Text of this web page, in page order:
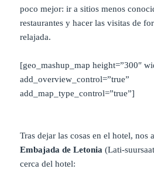
poco mejor: ir a sitios menos
restaurantes y hacer las visitas de
relajada.
[geo_mashup_map height=”300″
add_overview_control=”true”
add_map_type_control=”true”]
Tras dejar las cosas en el hotel, nos
Embajada de Letonia (Lati-
cerca del hotel: